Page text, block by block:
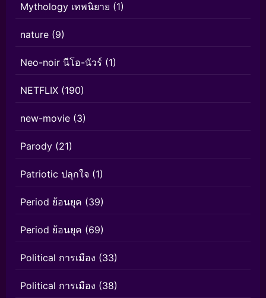
Mythology เทพนิยาย (1)
nature (9)
Neo-noir นีโอ-นัวร์ (1)
NETFLIX (190)
new-movie (3)
Parody (21)
Patriotic ปลุกใจ (1)
Period ย้อนยุค (39)
Period ย้อนยุค (69)
Political การเมือง (33)
Political การเมือง (38)